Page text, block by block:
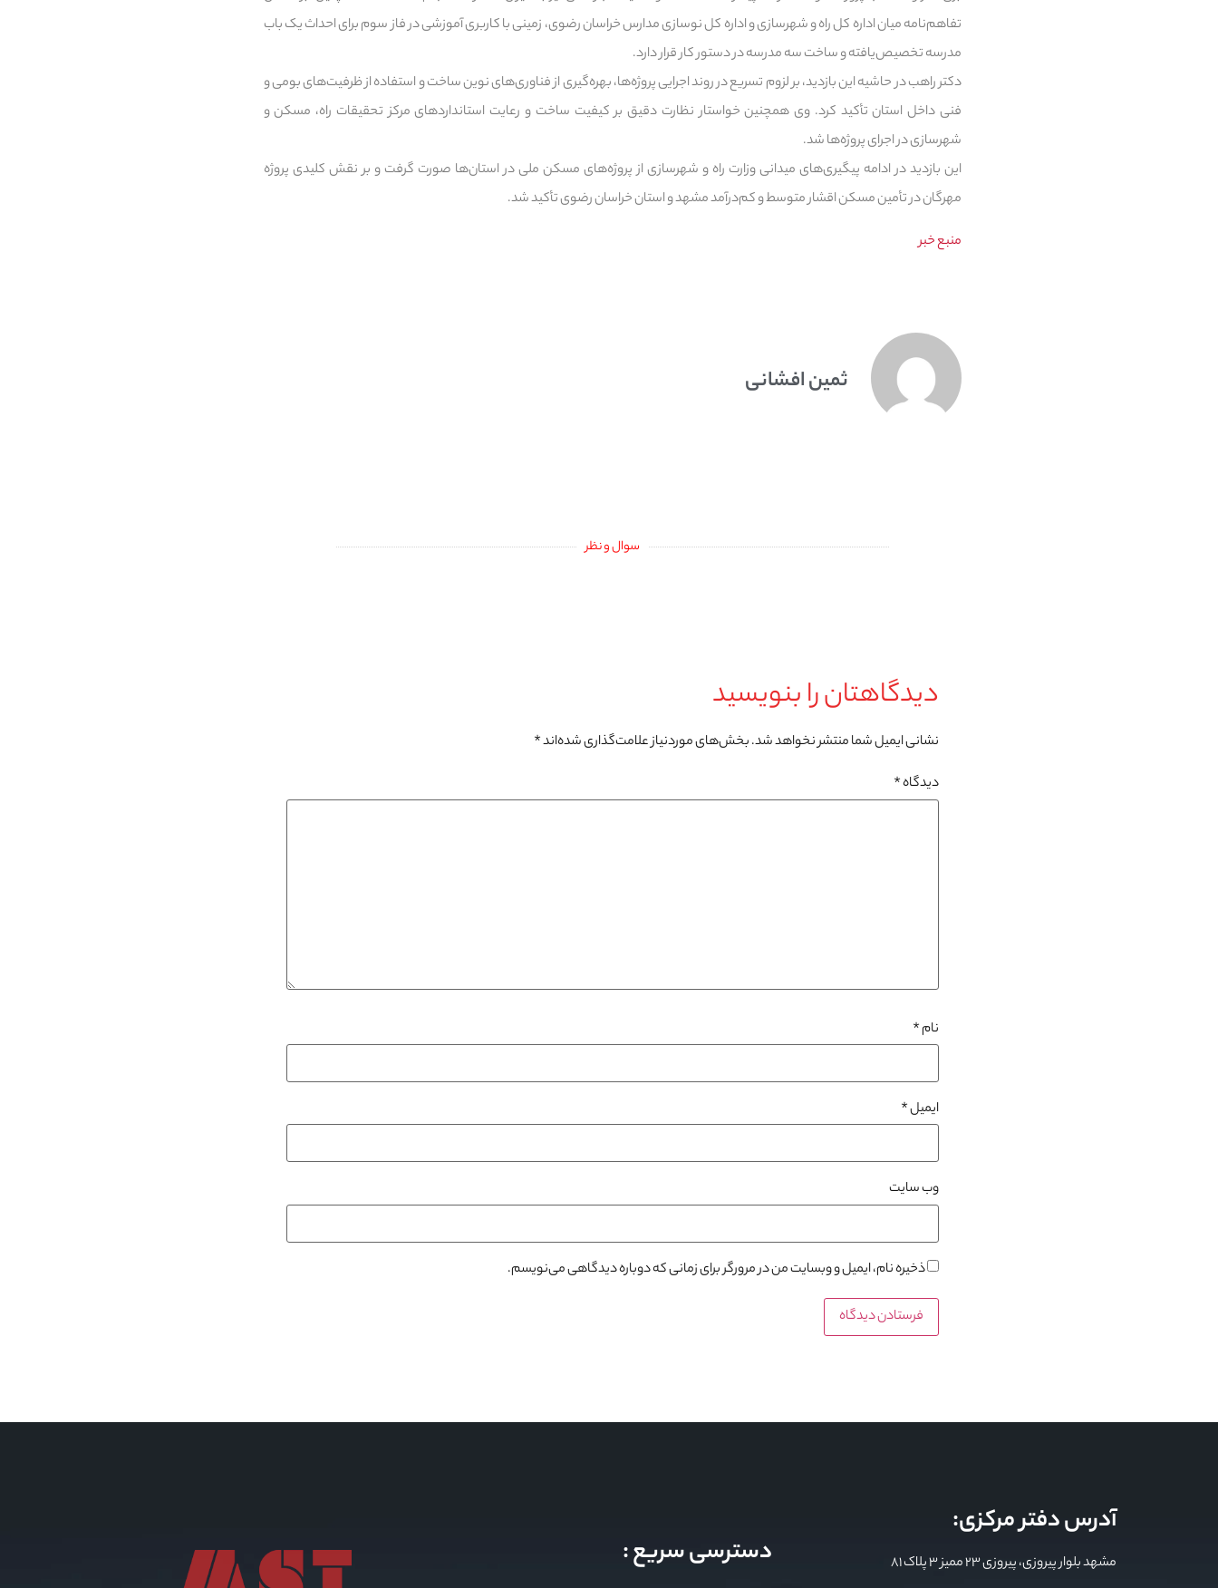
تفاهم‌نامه میان اداره کل راه و شهرسازی و اداره کل نوسازی مدارس خراسان رضوی، زمینی با کاربری آموزشی در فاز سوم برای احداث یک باب
مدرسه تخصیص‌یافته و ساخت سه مدرسه در دستور کار قرار دارد.
دکتر راهب در حاشیه این بازدید، بر لزوم تسریع در روند اجرایی پروژه‌ها، بهره‌گیری از فناوری‌های نوین ساخت و استفاده از ظرفیت‌های بومی و
فنی داخل استان تأکید کرد. وی همچنین خواستار نظارت دقیق بر کیفیت ساخت و رعایت استانداردهای مرکز تحقیقات راه، مسکن و
شهرسازی در اجرای پروژه‌ها شد.
این بازدید در ادامه پیگیری‌های میدانی وزارت راه و شهرسازی از پروژه‌های مسکن ملی در استان‌ها صورت گرفت و بر نقش کلیدی پروژه
مهرگان در تأمین مسکن اقشار متوسط و کم‌درآمد مشهد و استان خراسان رضوی تأکید شد.
منبع خبر
ثمین افشانی
سوال و نظر
دیدگاهتان را بنویسید
نشانی ایمیل شما منتشر نخواهد شد.بخش‌های موردنیاز علامت‌گذاری شده‌اند*
دیدگاه*
نام*
ایمیل*
وب‌ سایت
ذخیره نام، ایمیل و وبسایت من در مرورگر برای زمانی که دوباره دیدگاهی می‌نویسم.
آدرس دفتر مرکزی:
مشهد بلوار پیروزی، پیروزی 23 ممیز 3 پلاک 81 دسترسی سریع :